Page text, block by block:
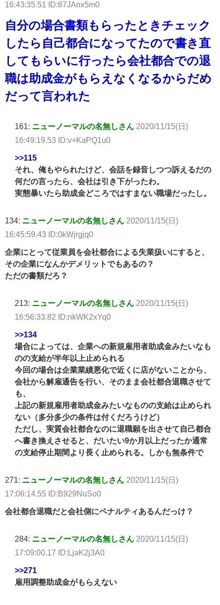
16:43:35.51 ID:87JAnx5m0
自分の場合書類もらったときチェック
したら自己都合になってたので書き直
してもらいに行ったら会社都合での退
職は助成金がもらえなくなるからだめ
だって言われた
161: ニューノーマルの名無しさん 2020/11/15(日)
16:49:19.53 ID:v+KaPQ1u0
>>115
それ、俺もやられたけど、会話を録音しつつ訴えるだの
何だの言ったら、会社は引き下がったわ。
実態暴いたら助成金どころではすまない職場だったし。
134: ニューノーマルの名無しさん 2020/11/15(日)
16:45:59.43 ID:0kWjrgjq0
企業にとって従業員を会社都合による失業扱いにすると、
その企業になんかデメリットでもあるの？
ただの書類だろ？
213: ニューノーマルの名無しさん 2020/11/15(日)
16:56:33.82 ID:nkWK2xYq0
>>134
場合によっては、企業への新規雇用者助成金みたいなも
のの支給が半年以上止められる
今回の場合は企業業績悪化で近くに店がないことから、
会社から解雇通告を行い、そのまま会社都合退職させて
も、
上記の新規雇用者助成金みたいなものの支給は止められ
ない（多分多少の条件は付くだろうけど）
ただし、実質会社都合なのに退職願を出させて自己都合
へ書き換えさせると、だいたい9か月以上だったか通常
の支給停止期間より長く止められる。しかも無条件で
271: ニューノーマルの名無しさん 2020/11/15(日)
17:06:14.55 ID:B929NuSo0
会社都合退職だと会社側にペナルティあるんだっけ？
284: ニューノーマルの名無しさん 2020/11/15(日)
17:09:00.17 ID:LjaK2j3A0
>>271
雇用調整助成金がもらえない